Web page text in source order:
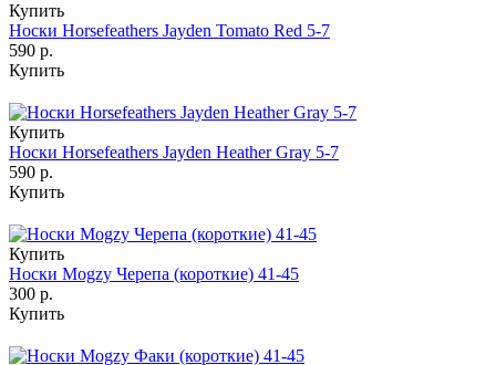
Купить
Носки Horsefeathers Jayden Tomato Red 5-7
590 р.
Купить
Купить
Носки Horsefeathers Jayden Heather Gray 5-7
590 р.
Купить
Купить
Носки Mogzy Черепа (короткие) 41-45
300 р.
Купить